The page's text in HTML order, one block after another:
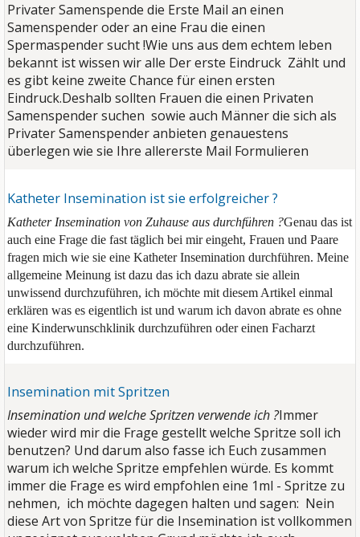
Privater Samenspende die Erste Mail an einen
Samenspender oder an eine Frau die einen
Spermaspender sucht !Wie uns aus dem echtem leben
bekannt ist wissen wir alle Der erste Eindruck Zählt und
es gibt keine zweite Chance für einen ersten
Eindruck.Deshalb sollten Frauen die einen Privaten
Samenspender suchen sowie auch Männer die sich als
Privater Samenspender anbieten genauestens
überlegen wie sie Ihre allererste Mail Formulieren
Katheter Insemination ist sie erfolgreicher ?
Katheter Insemination von Zuhause aus durchführen ?Genau das ist
auch eine Frage die fast täglich bei mir eingeht, Frauen und Paare
fragen mich wie sie eine Katheter Insemination durchführen. Meine
allgemeine Meinung ist dazu das ich dazu abrate sie allein
unwissend durchzuführen, ich möchte mit diesem Artikel einmal
erklären was es eigentlich ist und warum ich davon abrate es ohne
eine Kinderwunschklinik durchzuführen oder einen Facharzt
durchzuführen.
Insemination mit Spritzen
Insemination und welche Spritzen verwende ich ?Immer
wieder wird mir die Frage gestellt welche Spritze soll ich
benutzen? Und darum also fasse ich Euch zusammen
warum ich welche Spritze empfehlen würde. Es kommt
immer die Frage es wird empfohlen eine 1ml - Spritze zu
nehmen, ich möchte dagegen halten und sagen: Nein
diese Art von Spritze für die Insemination ist vollkommen